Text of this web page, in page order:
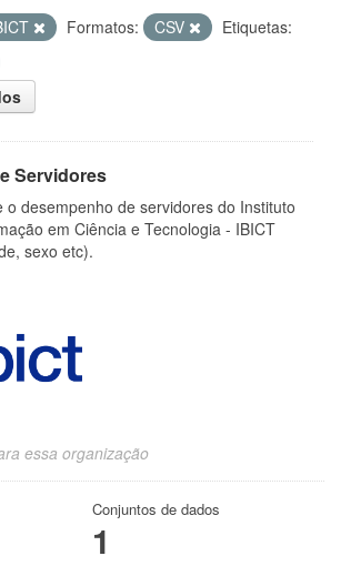
Formatos: CSV
Etiquetas:
Servidores
o desempenho de servidores do Instituto
em Ciência e Tecnologia - IBICT
sexo etc).
essa organização
Conjuntos de dados
1